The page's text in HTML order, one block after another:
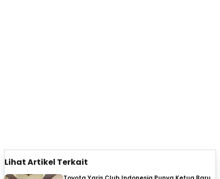
Lihat Artikel Terkait